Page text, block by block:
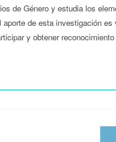
de Género y estudia los
de esta investigación
y obtener